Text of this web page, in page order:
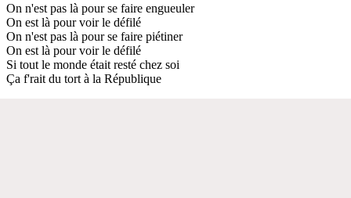
On n'est pas là pour se faire engueuler
On est là pour voir le défilé
On n'est pas là pour se faire piétiner
On est là pour voir le défilé
Si tout le monde était resté chez soi
Ça f'rait du tort à la République